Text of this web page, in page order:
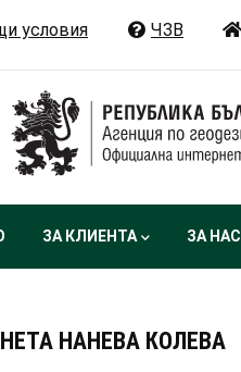
условия ЧЗВ
ЗА КЛИЕНТА ЗА НАС
НАНЕВА КОЛЕВА